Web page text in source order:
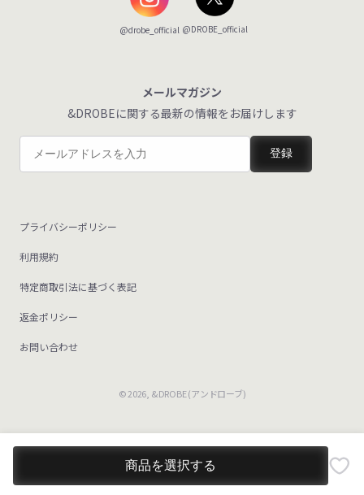
商品を選択する
@drobe_official @DROBE_official
メールマガジン
&DROBEに関する最新の情報をお届けします
登録
プライバシーポリシー
利用規約
特定商取引法に基づく表記
返金ポリシー
お問い合わせ
© 2026, &DROBE (アンドローブ)